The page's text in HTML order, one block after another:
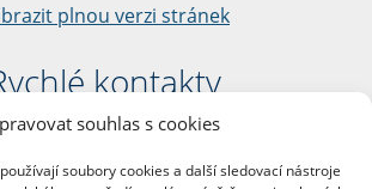
souhlas s cookies
soubory cookies a další sledovací nástroje
plnou verzi stránek
kontakty
Filozofická fakulta
nám. Jana Palacha 1/2